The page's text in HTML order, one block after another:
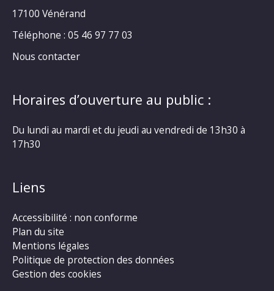
17100 Vénérand
Téléphone : 05 46 97 77 03
Nous contacter
Horaires d’ouverture au public :
Du lundi au mardi et du jeudi au vendredi de 13h30 à
17h30
Liens
Accessibilité : non conforme
Plan du site
Mentions légales
Politique de protection des données
Gestion des cookies